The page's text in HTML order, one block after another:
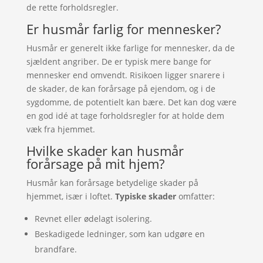
de rette forholdsregler.
Er husmår farlig for mennesker?
Husmår er generelt ikke farlige for mennesker, da de
sjældent angriber. De er typisk mere bange for
mennesker end omvendt. Risikoen ligger snarere i
de skader, de kan forårsage på ejendom, og i de
sygdomme, de potentielt kan bære. Det kan dog være
en god idé at tage forholdsregler for at holde dem
væk fra hjemmet.
Hvilke skader kan husmår
forårsage på mit hjem?
Husmår kan forårsage betydelige skader på
hjemmet, især i loftet. Typiske skaderomfatter:
Revnet eller ødelagt isolering.
Beskadigede ledninger, som kan udgøre en
brandfare.